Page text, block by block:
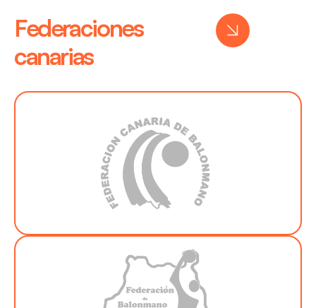
Federaciones
canarias